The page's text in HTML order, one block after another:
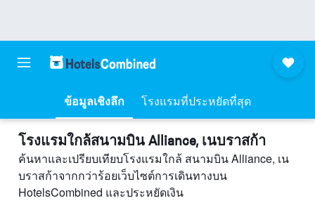
ข้อมูลเชิงลึก โรงแรมที่ประหยัดที่สุด
โรงแรมใกล้สนามบิน Alliance, เนบราสก้า
ค้นหาและเปรียบเทียบโรงแรมใกล้ สนามบิน Alliance, เน
บราสก้าจากกว่าร้อยเว็บไซต์การเดินทางบน
HotelsCombined และประหยัดเงิน